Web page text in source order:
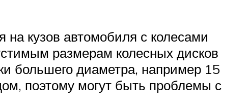
кузов автомобиля с колесами
размерам колесных дисков
большего диаметра, например 15
поэтому могут быть проблемы с